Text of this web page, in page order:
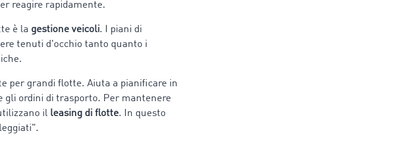
reagire rapidamente.
è la gestione veicoli. I piani di
tenuti d'occhio tanto quanto i
per grandi flotte. Aiuta a pianificare in
gli ordini di trasporto. Per mantenere
il leasing di flotte. In questo